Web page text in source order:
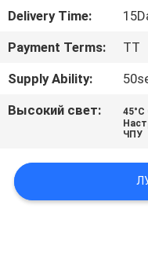
ПРОВЕРКА
КАЧЕСТВА
СПРОСИТЕ
КАРТА
Delivery Time:
Payment Terms:
TT
Supply Ability:
Высокий свет:
ЧПУ